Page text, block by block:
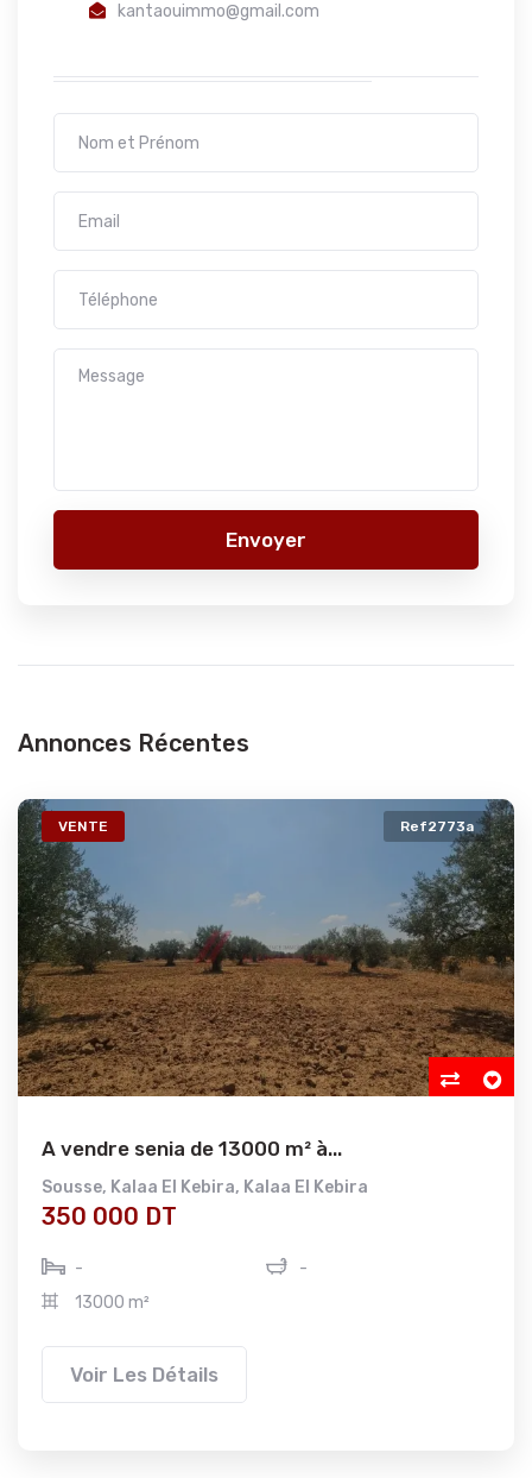
kantaouimmo@gmail.com
Envoyer
Annonces Récentes
VENTE Ref2773a
A vendre senia de 13000 m² à...
Sousse, Kalaa El Kebira, Kalaa El Kebira
350 000 DT
-
-
13000 m²
Voir Les Détails